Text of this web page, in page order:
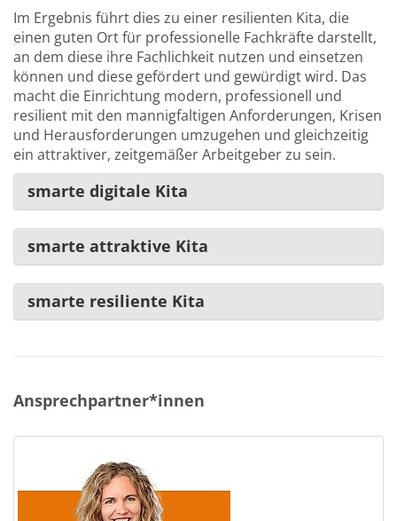
Im Ergebnis führt dies zu einer resilienten Kita, die
einen guten Ort für professionelle Fachkräfte darstellt,
an dem diese ihre Fachlichkeit nutzen und einsetzen
können und diese gefördert und gewürdigt wird. Das
macht die Einrichtung modern, professionell und
resilient mit den mannigfaltigen Anforderungen, Krisen
und Herausforderungen umzugehen und gleichzeitig
ein attraktiver, zeitgemäßer Arbeitgeber zu sein.
smarte digitale Kita
smarte attraktive Kita
smarte resiliente Kita
Ansprechpartner*innen